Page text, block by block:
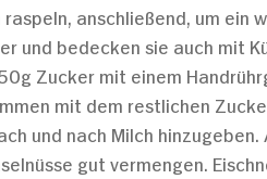
anschließend, um ein
und bedecken sie auch mit
Zucker mit einem
mit dem restlichen
und nach Milch
gut vermengen.